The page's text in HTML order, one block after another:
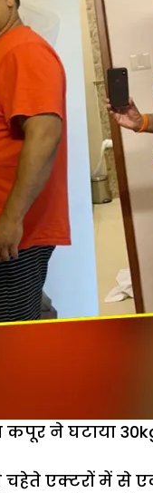
कपूर ने घटाया
चहेते एक्टरों में से